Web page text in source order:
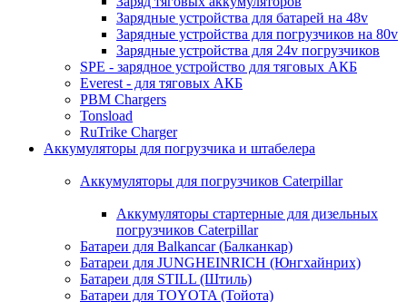
Зарядные устройства для батарей на 48v
Зарядные устройства для погрузчиков на 80v
Зарядные устройства для 24v погрузчиков
SPE - зарядное устройство для тяговых АКБ
Everest - для тяговых АКБ
PBM Chargers
Tonsload
RuTrike Charger
Аккумуляторы для погрузчика и штабелера
Аккумуляторы для погрузчиков Caterpillar
Аккумуляторы стартерные для дизельных
погрузчиков Caterpillar
Батареи для Balkancar (Балканкар)
Батареи для JUNGHEINRICH (Юнгхайнрих)
Батареи для STILL (Штиль)
Батареи для TOYOTA (Тойота)